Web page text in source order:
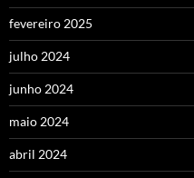
fevereiro 2025
julho 2024
junho 2024
maio 2024
abril 2024